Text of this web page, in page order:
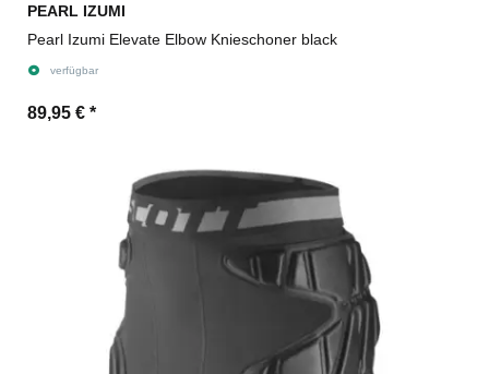
PEARL IZUMI
Pearl Izumi Elevate Elbow Knieschoner black
verfügbar
89,95 € *